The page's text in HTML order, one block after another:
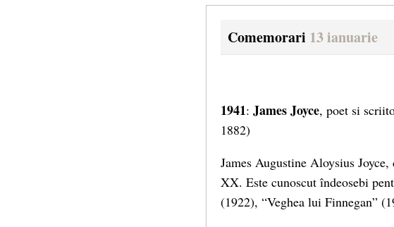
Comemorari 13 ianuarie
1941: James Joyce, poet si
1882)
James Augustine Aloysius
XX. Este cunoscut îndeosebi
(1922), “Veghea lui Finnegan”